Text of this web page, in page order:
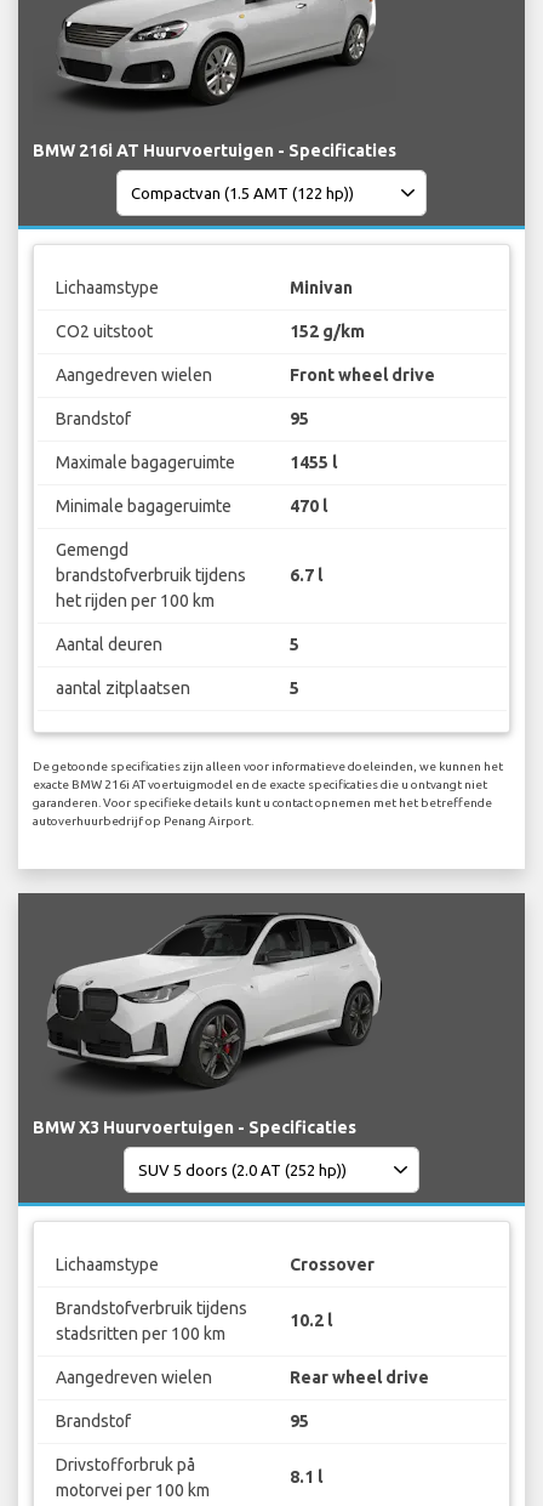
BMW 216i AT Huurvoertuigen - Specificaties
Lichaamstype Minivan
CO2 uitstoot 152 g/km
Aangedreven wielen Front wheel drive
Brandstof 95
Maximale bagageruimte 1455 l
Minimale bagageruimte 470 l
Gemengd
brandstofverbruik tijdens
het rijden per 100 km
6.7 l
Aantal deuren 5
aantal zitplaatsen 5
De getoonde specificaties zijn alleen voor informatieve doeleinden, we kunnen het
exacte BMW 216i AT voertuigmodel en de exacte specificaties die u ontvangt niet
garanderen. Voor specifieke details kunt u contact opnemen met het betreffende
autoverhuurbedrijf op Penang Airport.
BMW X3 Huurvoertuigen - Specificaties
Lichaamstype Crossover
Brandstofverbruik tijdens
stadsritten per 100 km
10.2 l
Aangedreven wielen Rear wheel drive
Brandstof 95
Drivstofforbruk på
motorvei per 100 km
8.1 l